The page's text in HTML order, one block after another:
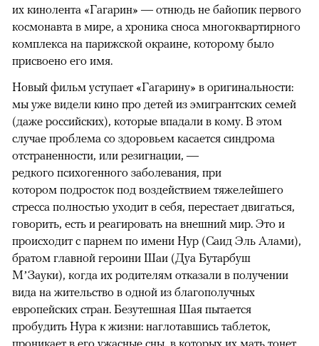
их кинолента «Гагарин» — отнюдь не байопик первого
космонавта в мире, а хроника сноса многоквартирного
комплекса на парижской окраине, которому было
присвоено его имя.
Новый фильм уступает «Гагарину» в оригинальности:
мы уже видели кино про детей из эмигрантских семей
(даже российских), которые впадали в кому. В этом
случае проблема со здоровьем касается синдрома
отстраненности, или резигнации, —
редкого психогенного заболевания, при
котором подросток под воздействием тяжелейшего
стресса полностью уходит в себя, перестает двигаться,
говорить, есть и реагировать на внешний мир. Это и
происходит с парнем по имени Нур (Саид Эль Алами),
братом главной героини Шаи (Дуа Бутарбуш
М’Зауки), когда их родителям отказали в получении
вида на жительство в одной из благополучных
европейских стран. Безутешная Шая пытается
пробудить Нура к жизни: наглотавшись таблеток,
проникает в его ужасные сны, в которых их мать тонет